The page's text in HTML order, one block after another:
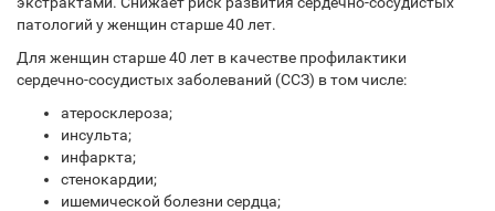
патологий у женщин старше 40 лет.
Для женщин старше 40 лет в качестве профилактики
сердечно-сосудистых заболеваний (ССЗ) в том числе:
атеросклероза;
инсульта;
инфаркта;
стенокардии;
ишемической болезни сердца;